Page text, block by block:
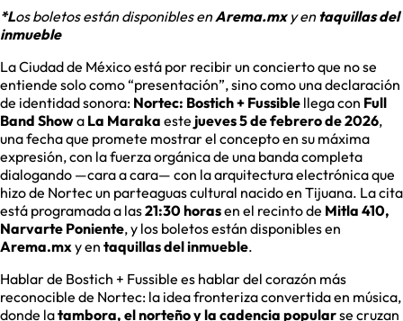
*Los boletos están disponibles enArema.mxy entaquillas del
inmueble
La Ciudad de México está por recibir un concierto que no se
entiende solo como “presentación”, sino como una declaración
de identidad sonora: Nortec: Bostich + Fussible llega con Full
Band Showa La Maraka este jueves 5 de febrero de 2026,
una fecha que promete mostrar el concepto en su máxima
expresión, con la fuerza orgánica de una banda completa
dialogando —cara a cara— con la arquitectura electrónica que
hizo de Nortec un parteaguas cultural nacido en Tijuana. La cita
está programada a las21:30 horasen el recinto de Mitla 410,
Narvarte Poniente, y los boletos están disponibles en
Arema.mxy en taquillas del inmueble.
Hablar de Bostich + Fussible es hablar del corazón más
reconocible de Nortec: la idea fronteriza convertida en música,
donde latambora, el norteño y la cadencia popularse cruzan